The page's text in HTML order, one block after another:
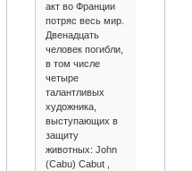
акт во Франции
потряс весь мир.
Двенадцать
человек погибли,
в том числе
четыре
талантливых
художника,
выступающих в
защиту
животных: John
(Cabu) Cabut ,